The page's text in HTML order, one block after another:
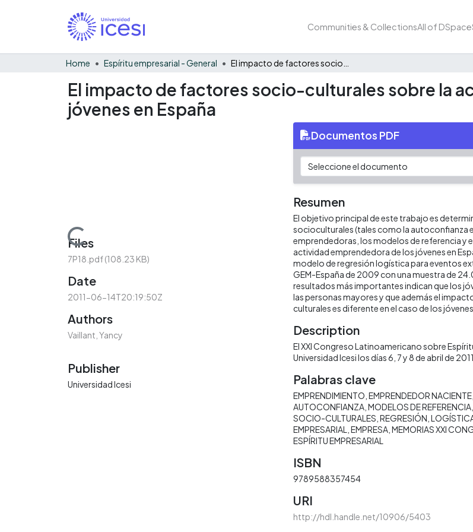
Communities & CollectionsAll of DSpace
Home Espíritu empresarial - General
El impacto de factores socio-culturales sobre la
jóvenes en España
Loading...
Files
7P18.pdf(108.23 KB)
Date
2011-06-14T20:19:50Z
Authors
Vaillant, Yancy
Publisher
Universidad Icesi
Documentos PDF
Resumen
El objetivo principal de este trabajo es
socioculturales (tales como la autoconfianza
emprendedoras, los modelos de referencia y
actividad emprendedora de los jóvenes en
modelo de regresión logística para eventos
GEM-España de 2009 con una muestra de
resultados más importantes indican que los
las personas mayores y que además el
culturales es diferente en el caso de los
Description
El XXI Congreso Latinoamericano sobre
Universidad Icesi los días 6, 7 y 8 de abril de 2011.
Palabras clave
EMPRENDIMIENTO EMPRENDEDOR NACIENTE
AUTOCONFIANZA MODELOS DE REFERENCIA
SOCIO-CULTURALES REGRESIÓN
EMPRESARIAL
EMPRESA MEMORIAS XXI
ESPÍRITU EMPRESARIAL
ISBN
9789588357454
URI
http://hdl.handle.net/10906/5403